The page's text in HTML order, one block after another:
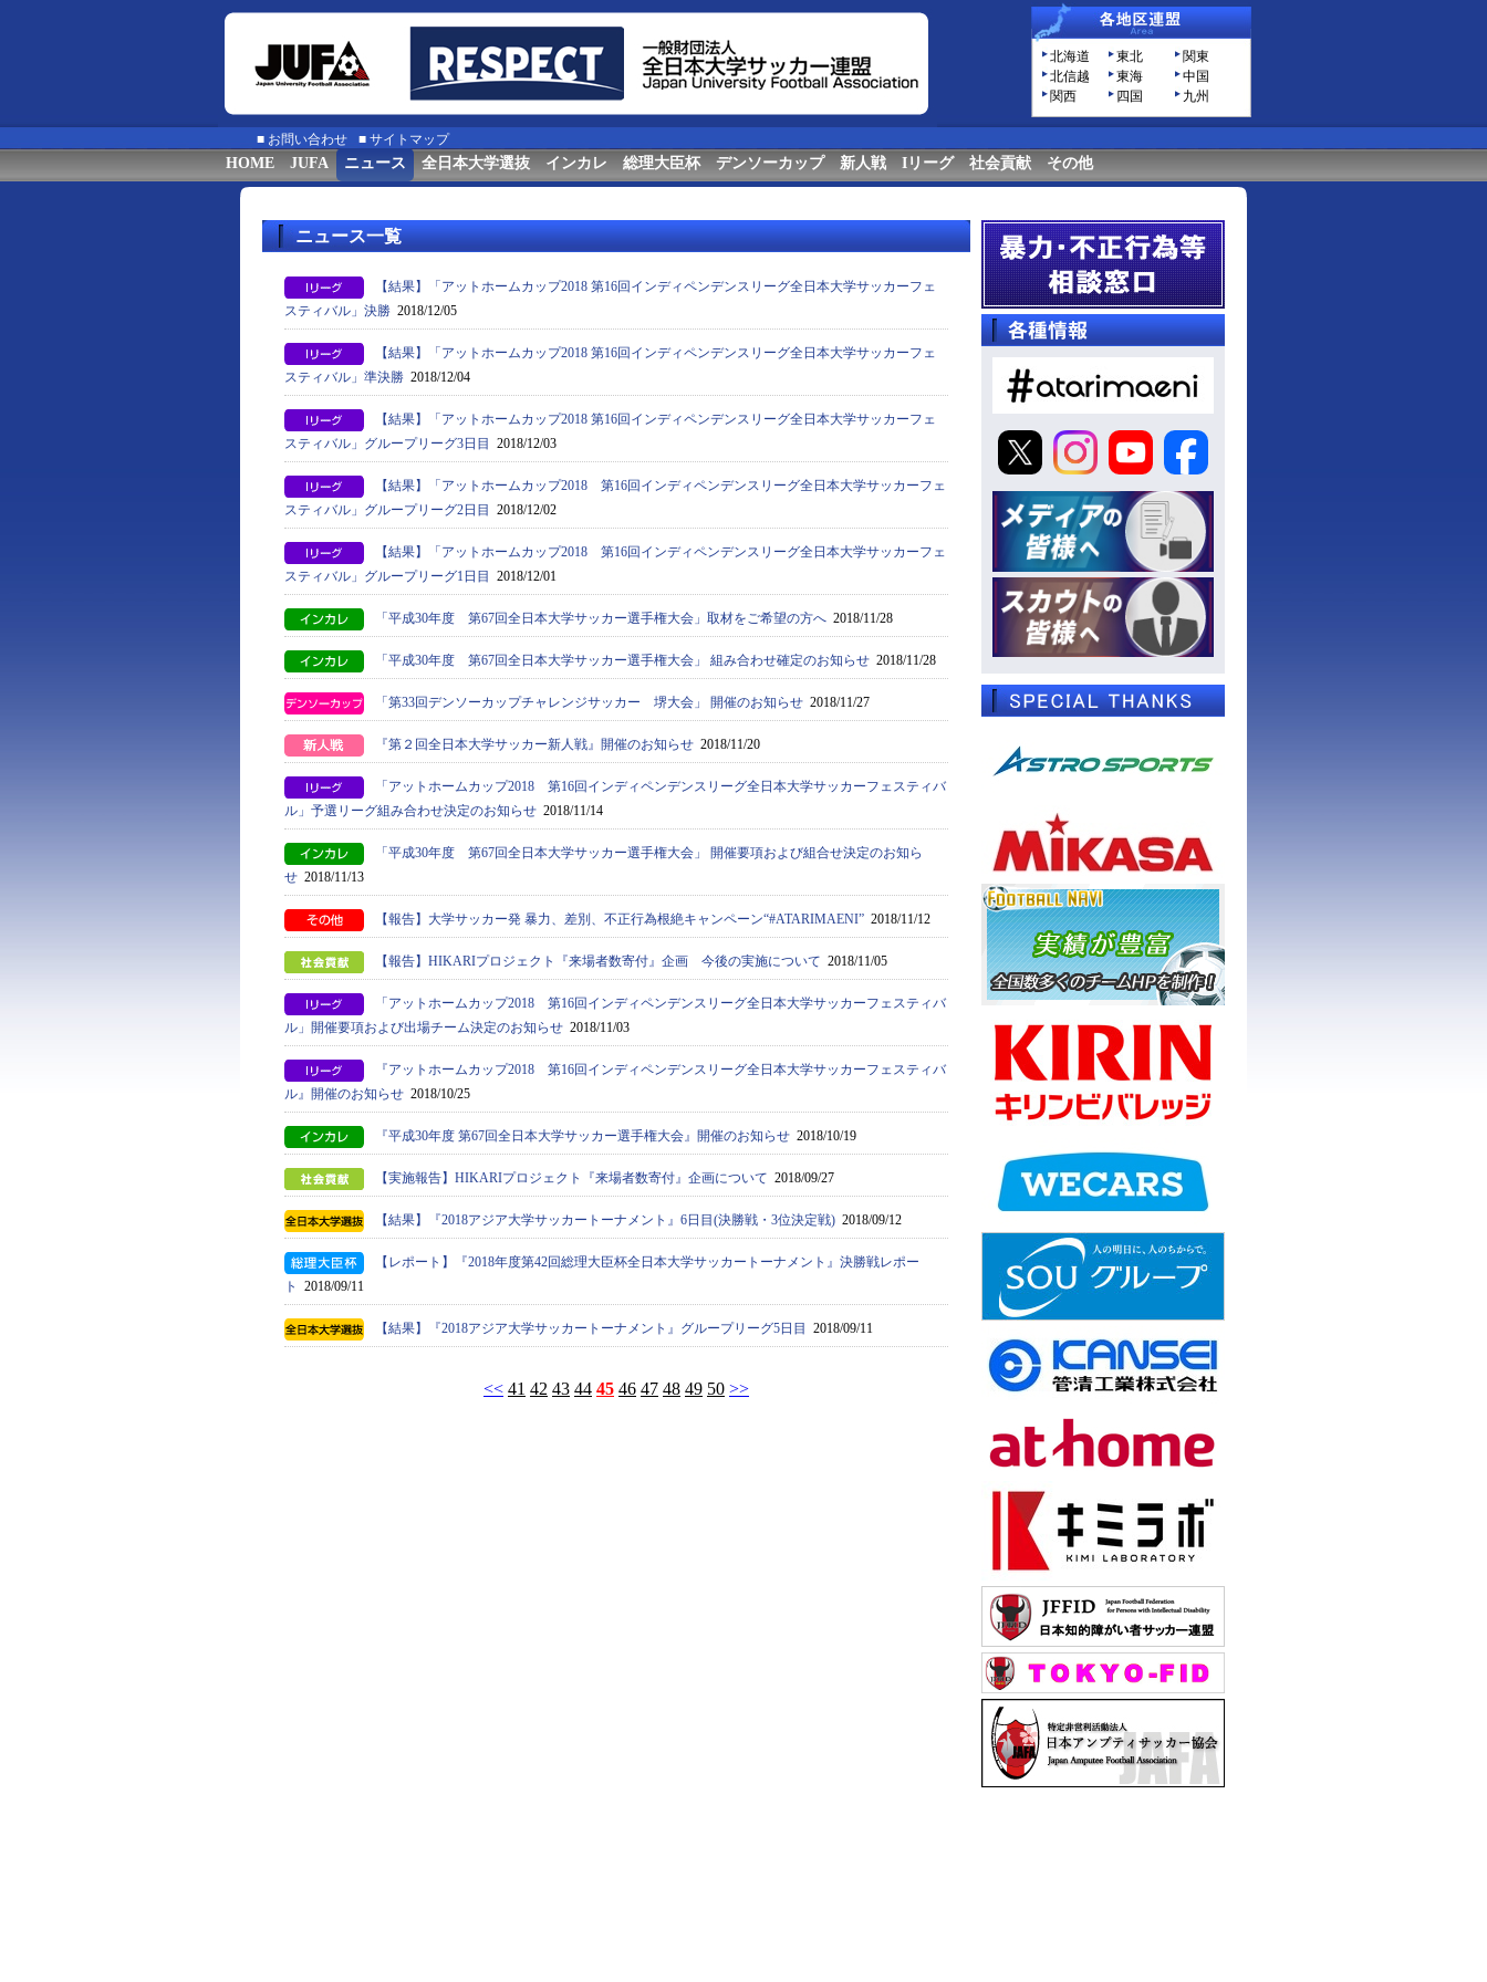
北海道 東北
関東
北信越
東海
中国
関西
四国 九州
■ お問い合わせ ■ サイトマップ
HOME JUFA ニュース 全日本大学選抜 インカレ 総理大臣杯 デンソーカップ 新人戦 Iリーグ 社会貢献 その他
ニュース一覧
【結果】「アットホームカップ2018 第16回インディペンデンスリーグ全日本大学サッカーフェ
スティバル」決勝 2018/12/05
【結果】「アットホームカップ2018 第16回インディペンデンスリーグ全日本大学サッカーフェ
スティバル」準決勝 2018/12/04
【結果】「アットホームカップ2018 第16回インディペンデンスリーグ全日本大学サッカーフェ
スティバル」グループリーグ3日目
2018/12/03
【結果】「アットホームカップ2018 第16回インディペンデンスリーグ全日本大学サッカーフェ
スティバル」グループリーグ2日目
2018/12/02
【結果】「アットホームカップ2018 第16回インディペンデンスリーグ全日本大学サッカーフェ
スティバル」グループリーグ1日目
2018/12/01
「平成30年度 第67回全日本大学サッカー選手権大会」取材をご希望の方へ 2018/11/28
「平成30年度 第67回全日本大学サッカー選手権大会」 組み合わせ確定のお知らせ 2018/11/28
「第33回デンソーカップチャレンジサッカー 堺大会」 開催のお知らせ 2018/11/27
『第２回全日本大学サッカー新人戦』開催のお知らせ 2018/11/20
「アットホームカップ2018 第16回インディペンデンスリーグ全日本大学サッカーフェスティバ
ル」予選リーグ組み合わせ決定のお知らせ 2018/11/14
「平成30年度 第67回全日本大学サッカー選手権大会」 開催要項および組合せ決定のお知ら
せ 2018/11/13
【報告】大学サッカー発 暴力、差別、不正行為根絶キャンペーン“#ATARIMAENI” 2018/11/12
【報告】HIKARIプロジェクト『来場者数寄付』企画 今後の実施について 2018/11/05
「アットホームカップ2018 第16回インディペンデンスリーグ全日本大学サッカーフェスティバ
ル」開催要項および出場チーム決定のお知らせ 2018/11/03
『アットホームカップ2018 第16回インディペンデンスリーグ全日本大学サッカーフェスティバ
ル』開催のお知らせ 2018/10/25
『平成30年度 第67回全日本大学サッカー選手権大会』開催のお知らせ 2018/10/19
【実施報告】HIKARIプロジェクト『来場者数寄付』企画について 2018/09/27
【結果】『2018アジア大学サッカートーナメント』6日目(決勝戦・3位決定戦) 2018/09/12
【レポート】『2018年度第42回総理大臣杯全日本大学サッカートーナメント』決勝戦レポー
ト
2018/09/11
【結果】『2018アジア大学サッカートーナメント』グループリーグ5日目 2018/09/11
<< 41 42 43 44 45 46 47 48 49 50 >>